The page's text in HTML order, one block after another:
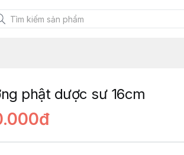
phật dược sư 16cm